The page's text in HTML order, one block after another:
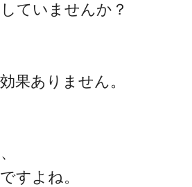
ていませんか？
果ありません。
すよね。